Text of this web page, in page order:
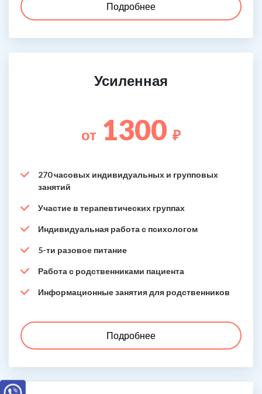
Подробнее
Усиленная
от 1300 ₽
270 часовых индивидуальных и групповых
занятий
Участие в терапевтических группах
Индивидуальная работа с психологом
5-ти разовое питание
Работа с родственниками пациента
Информационные занятия для родственников
Подробнее